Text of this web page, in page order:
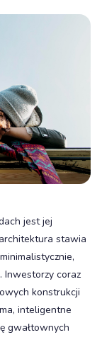
jest jej
stawia
Inwestorzy coraz
konstrukcji
inteligentne
gwałtownych